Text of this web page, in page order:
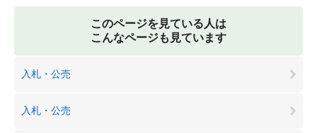
このページを見ている人は
こんなページも見ています
入札・公売
入札・公売